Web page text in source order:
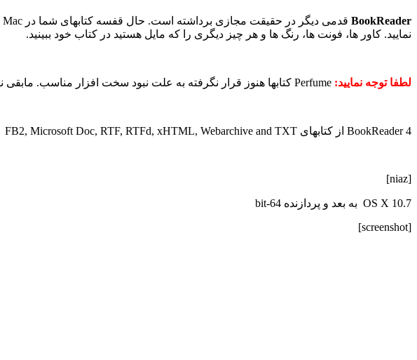
BookReader
نمایید. کاور ها، فونت ها، رنگ ها و هر چیز دیگری را که مایل هستید در کتاب خود ببینید.
لطفا توجه نمایید: Perfume کتابها هنوز قرار نگرفته به علت نبود سخت افزار مناسب. مابقی نیازها و ابزار ها در برنامه درج شده است.
BookReader 4 از کتابهای non DRM-ed EPUB، FB2, Microsoft Doc, RTF, RTFd, xHTML, Webarchive and TXT پشتیبانی می کند.
[niaz]
OS X 10.7 به بعد و پردازنده 64-bit
[screenshot]